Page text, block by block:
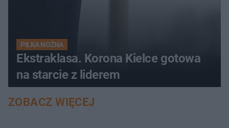
PIŁKA NOŻNA
Ekstraklasa. Korona Kielce gotowa
na starcie z liderem
ZOBACZ WIĘCEJ